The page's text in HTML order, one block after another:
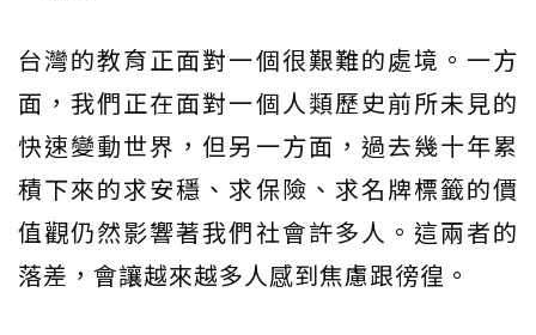
台灣的教育正面對一個很艱難的處境。一方
面，我們正在面對一個人類歷史前所未見的
快速變動世界，但另一方面，過去幾十年累
積下來的求安穩、求保險、求名牌標籤的價
值觀仍然影響著我們社會許多人。這兩者的
落差，會讓越來越多人感到焦慮跟徬徨。